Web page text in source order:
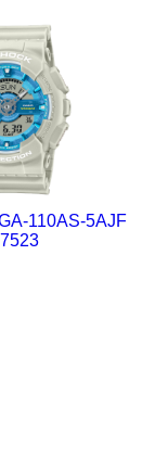
110AS-5AJF